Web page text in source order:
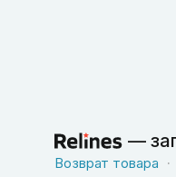
—
Возврат товара